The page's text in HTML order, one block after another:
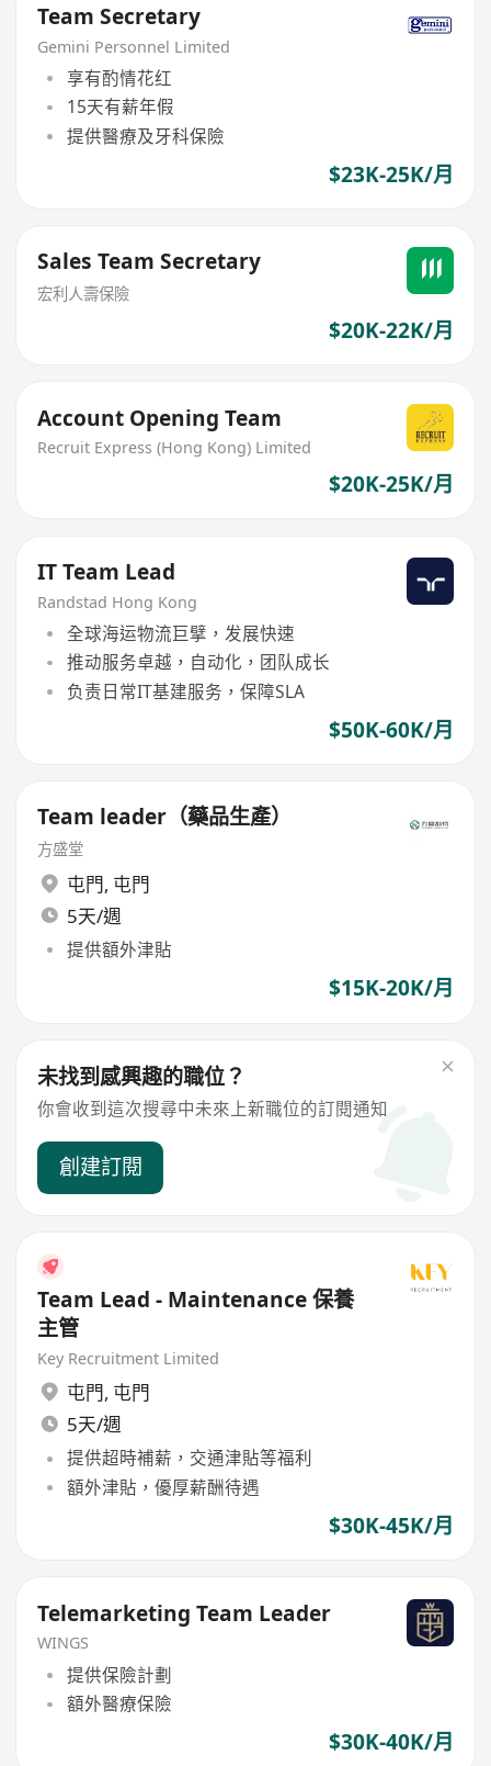
Team Secretary
Gemini Personnel Limited
享有酌情花红
15天有薪年假
提供醫療及牙科保險
$23K-25K/月
Sales Team Secretary
宏利人壽保險
$20K-22K/月
Account Opening Team
Recruit Express (Hong Kong) Limited
$20K-25K/月
IT Team Lead
Randstad Hong Kong
全球海运物流巨擘，发展快速
推动服务卓越，自动化，团队成长
负责日常IT基建服务，保障SLA
$50K-60K/月
Team leader（藥品生產）
方盛堂
屯門, 屯門
5天/週
提供額外津貼
$15K-20K/月
未找到感興趣的職位？
你會收到這次搜尋中未來上新職位的訂閱通知
創建訂閱
Team Lead - Maintenance 保養
主管
Key Recruitment Limited
屯門, 屯門
5天/週
提供超時補薪，交通津貼等福利
額外津貼，優厚薪酬待遇
$30K-45K/月
Telemarketing Team Leader
WINGS
提供保險計劃
額外醫療保險
$30K-40K/月